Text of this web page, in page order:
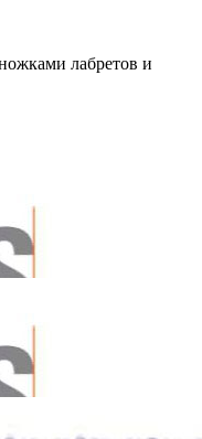
лабретов и